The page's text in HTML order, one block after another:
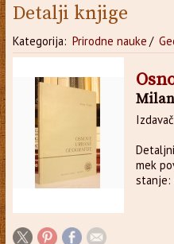
Detalji knjige
Kategorija: Prirodne nauke /
mek
stanje: